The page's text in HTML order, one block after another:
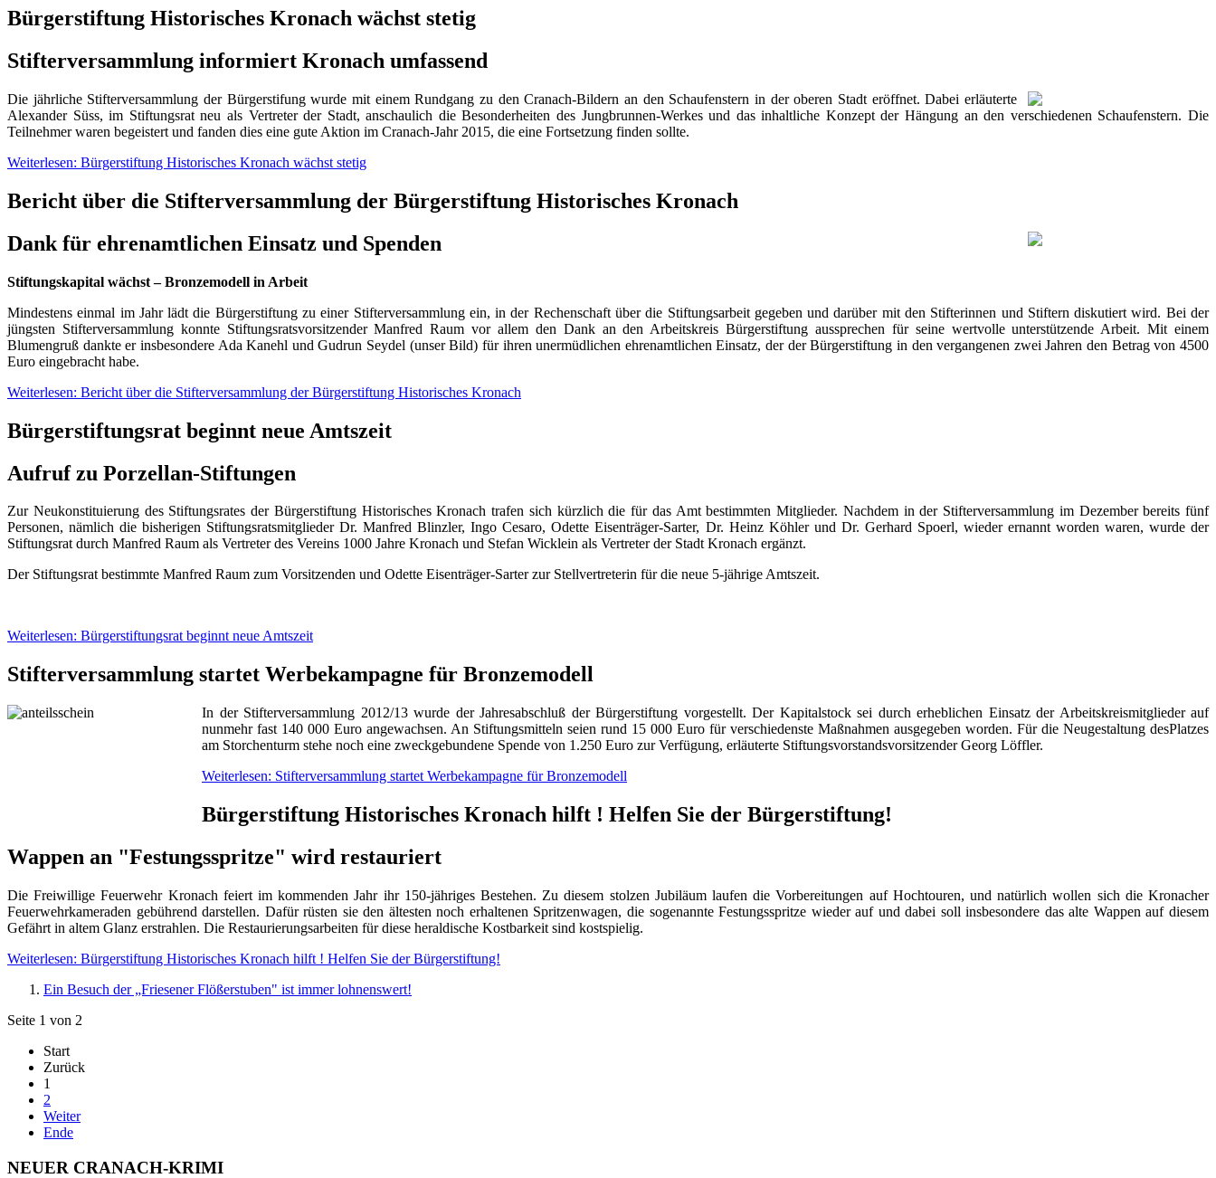
Bürgerstiftung Historisches Kronach wächst stetig
Stifterversammlung informiert Kronach umfassend
Die jährliche Stifterversammlung der Bürgerstifung wurde mit einem Rundgang zu den Cranach-Bildern an den Schaufenstern in der oberen Stadt eröffnet. Dabei erläuterte
Alexander Süss, im Stiftungsrat neu als Vertreter der Stadt, anschaulich die Besonderheiten des Jungbrunnen-Werkes und das inhaltliche Konzept der Hängung an den verschiedenen Schaufenstern. Die
Teilnehmer waren begeistert und fanden dies eine gute Aktion im Cranach-Jahr 2015, die eine Fortsetzung finden sollte.
Weiterlesen: Bürgerstiftung Historisches Kronach wächst stetig
Bericht über die Stifterversammlung der Bürgerstiftung Historisches Kronach
Dank für ehrenamtlichen Einsatz und Spenden
Stiftungskapital wächst – Bronzemodell in Arbeit
Mindestens einmal im Jahr lädt die Bürgerstiftung zu einer Stifterversammlung ein, in der Rechenschaft über die Stiftungsarbeit gegeben und darüber mit den Stifterinnen und Stiftern diskutiert wird. Bei der
jüngsten Stifterversammlung konnte Stiftungsratsvorsitzender Manfred Raum vor allem den Dank an den Arbeitskreis Bürgerstiftung aussprechen für seine wertvolle unterstützende Arbeit. Mit einem
Blumengruß dankte er insbesondere Ada Kanehl und Gudrun Seydel (unser Bild) für ihren unermüdlichen ehrenamtlichen Einsatz, der der Bürgerstiftung in den vergangenen zwei Jahren den Betrag von 4500
Euro eingebracht habe.
Weiterlesen: Bericht über die Stifterversammlung der Bürgerstiftung Historisches Kronach
Bürgerstiftungsrat beginnt neue Amtszeit
Aufruf zu Porzellan-Stiftungen
Zur Neukonstituierung des Stiftungsrates der Bürgerstiftung Historisches Kronach trafen sich kürzlich die für das Amt bestimmten Mitglieder. Nachdem in der Stifterversammlung im Dezember bereits fünf
Personen, nämlich die bisherigen Stiftungsratsmitglieder Dr. Manfred Blinzler, Ingo Cesaro, Odette Eisenträger-Sarter, Dr. Heinz Köhler und Dr. Gerhard Spoerl, wieder ernannt worden waren, wurde der
Stiftungsrat durch Manfred Raum als Vertreter des Vereins 1000 Jahre Kronach und Stefan Wicklein als Vertreter der Stadt Kronach ergänzt.
Der Stiftungsrat bestimmte Manfred Raum zum Vorsitzenden und Odette Eisenträger-Sarter zur Stellvertreterin für die neue 5-jährige Amtszeit.
Weiterlesen: Bürgerstiftungsrat beginnt neue Amtszeit
Stifterversammlung startet Werbekampagne für Bronzemodell
In der Stifterversammlung 2012/13 wurde der Jahresabschluß der Bürgerstiftung vorgestellt. Der Kapitalstock sei durch erheblichen Einsatz der Arbeitskreismitglieder auf
nunmehr fast 140 000 Euro angewachsen. An Stiftungsmitteln seien rund 15 000 Euro für verschiedenste Maßnahmen ausgegeben worden. Für die Neugestaltung desPlatzes
am Storchenturm stehe noch eine zweckgebundene Spende von 1.250 Euro zur Verfügung, erläuterte Stiftungsvorstandsvorsitzender Georg Löffler.
Weiterlesen: Stifterversammlung startet Werbekampagne für Bronzemodell
Bürgerstiftung Historisches Kronach hilft ! Helfen Sie der Bürgerstiftung!
Wappen an "Festungsspritze" wird restauriert
Die Freiwillige Feuerwehr Kronach feiert im kommenden Jahr ihr 150-jähriges Bestehen. Zu diesem stolzen Jubiläum laufen die Vorbereitungen auf Hochtouren, und natürlich wollen sich die Kronacher
Feuerwehrkameraden gebührend darstellen. Dafür rüsten sie den ältesten noch erhaltenen Spritzenwagen, die sogenannte Festungsspritze wieder auf und dabei soll insbesondere das alte Wappen auf diesem
Gefährt in altem Glanz erstrahlen. Die Restaurierungsarbeiten für diese heraldische Kostbarkeit sind kostspielig.
Weiterlesen: Bürgerstiftung Historisches Kronach hilft ! Helfen Sie der Bürgerstiftung!
Ein Besuch der „Friesener Flößerstuben" ist immer lohnenswert!
Seite 1 von 2
Start
Zurück
1
2
Weiter
Ende
NEUER CRANACH-KRIMI